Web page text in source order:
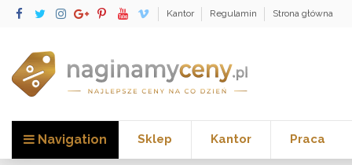
Kantor Regulamin Strona główna
Navigation Sklep Kantor Praca